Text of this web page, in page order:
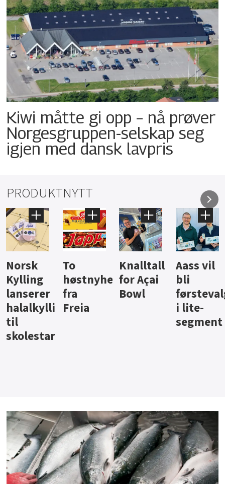
Kiwi måtte gi opp – nå prøver
Norgesgruppen-selskap seg
igjen med dansk lavpris
PRODUKTNYTT
Knalltall
for Açai
Bowl
Aass vil
bli
førstevalg
i lite-
Brus og
jus fra
Berentsen
Hard
iste fra
Hansa